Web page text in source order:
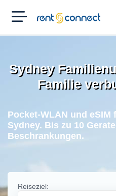
RENT'N
CONNECT
Sydney
Familie
Pocket-WLAN und
Sydney. Bis zu 10
Beschrankungen.
Reiseziel: